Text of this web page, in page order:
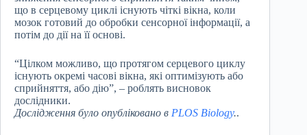
що в серцевому циклі існують чіткі вікна, коли
мозок готовий до обробки сенсорної інформації, а
потім до дії на її основі.
“Цілком можливо, що протягом серцевого циклу
існують окремі часові вікна, які оптимізують або
сприйняття, або дію”, – роблять висновок
дослідники.
Дослідження було опубліковано в PLOS Biology..